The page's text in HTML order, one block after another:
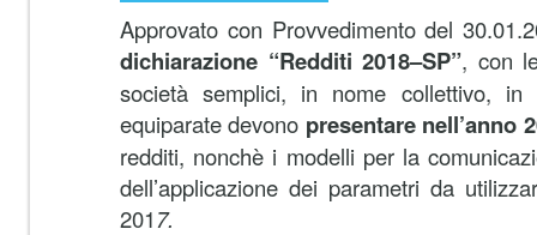
Approvato con Provvedimento del
dichiarazione “Redditi 2018–SP”, con
società semplici, in nome collettivo, in
equiparate devono presentare nell’anno
redditi, nonchè i modelli per la
dell’applicazione dei parametri da
2017.